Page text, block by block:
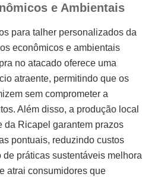
e Ambientais
para talher personalizados da
econômicos e ambientais
no atacado oferece uma
atraente, permitindo que os
sem comprometer a
Além disso, a produção local
da Ricapel garantem prazos
pontuais, reduzindo custos
práticas sustentáveis melhora
atrai consumidores que